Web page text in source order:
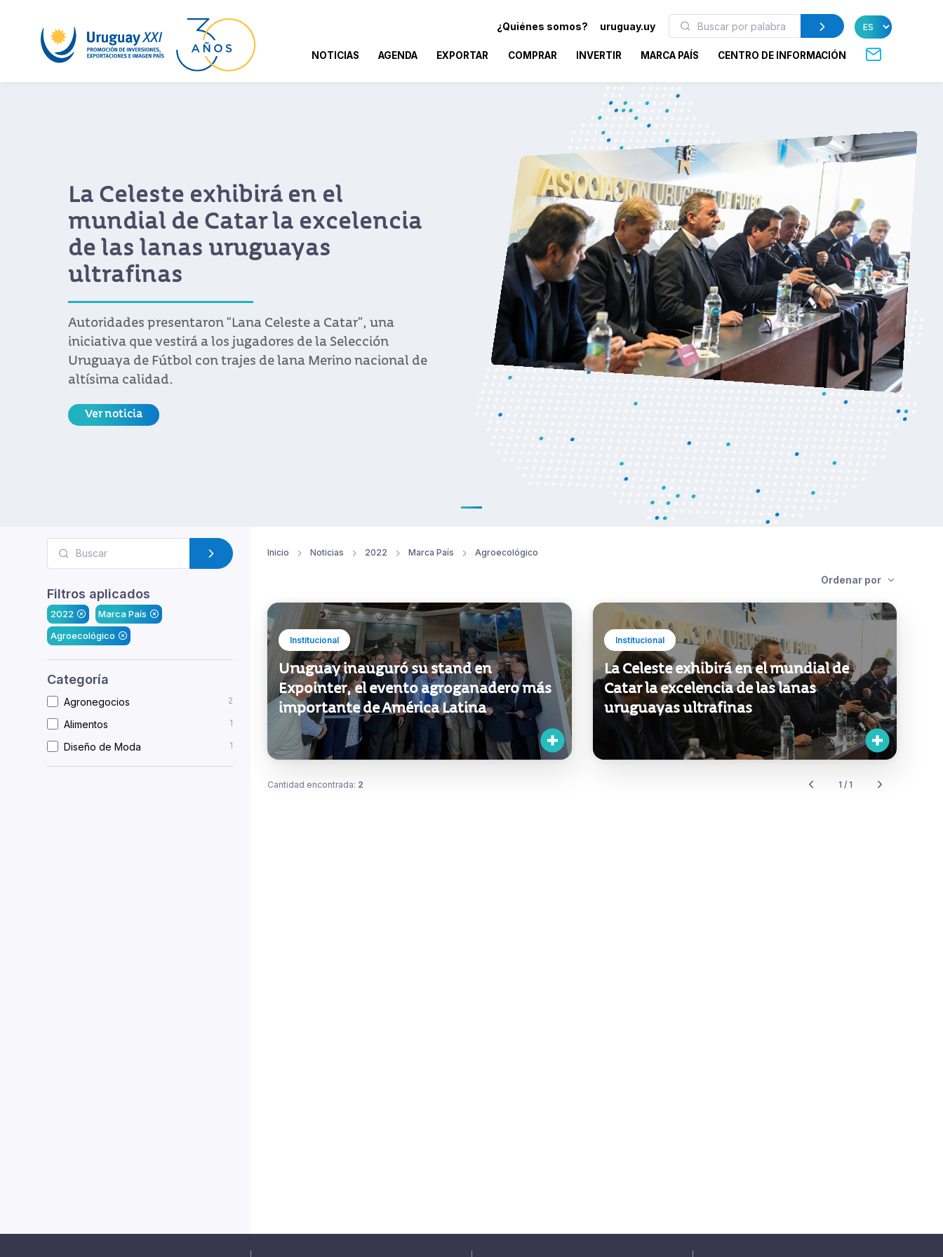
¿Quiénes somos? uruguay.uy
NOTICIAS AGENDA EXPORTAR COMPRAR INVERTIR MARCA PAÍS CENTRO DE INFORMACIÓN
La Celeste exhibirá en el
mundial de Catar la excelencia
de las lanas uruguayas
ultrafinas
Autoridades presentaron “Lana Celeste a Catar”, una
iniciativa que vestirá a los jugadores de la Selección
Uruguaya de Fútbol con trajes de lana Merino nacional de
altísima calidad.
Ver noticia
Filtros aplicados
2022
Marca País
Agroecológico
Categoría
Agronegocios 2
Alimentos 1
Diseño de Moda 1
Inicio Noticias 2022 Marca País Agroecológico
Ordenar por
Institucional
Uruguay inauguró su stand en
Expointer, el evento agroganadero más
importante de América Latina
Institucional
La Celeste exhibirá en el mundial de
Catar la excelencia de las lanas
uruguayas ultrafinas
Cantidad encontrada: 2 1 / 1